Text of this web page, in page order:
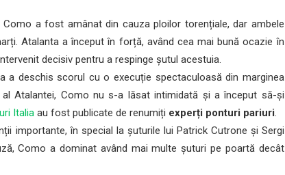
a fost amânat din cauza ploilor torențiale, dar ambele
Atalanta a început în forță, având cea mai bună ocazie în
decisiv pentru a respinge șutul acestuia.
a deschis scorul cu o execuție spectaculoasă din marginea
Atalantei, Como nu s-a lăsat intimidată și a început să-și
Italia au fost publicate de renumiți experți ponturi pariuri.
importante, în special la șuturile lui Patrick Cutrone și Sergi
Como a dominat având mai multe șuturi pe poartă decât